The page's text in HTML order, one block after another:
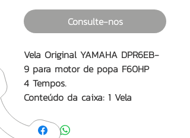
Consulte-nos
Vela Original YAMAHA DPR6EB-
9 para motor de popa F60HP
4 Tempos.
Conteúdo da caixa: 1 Vela